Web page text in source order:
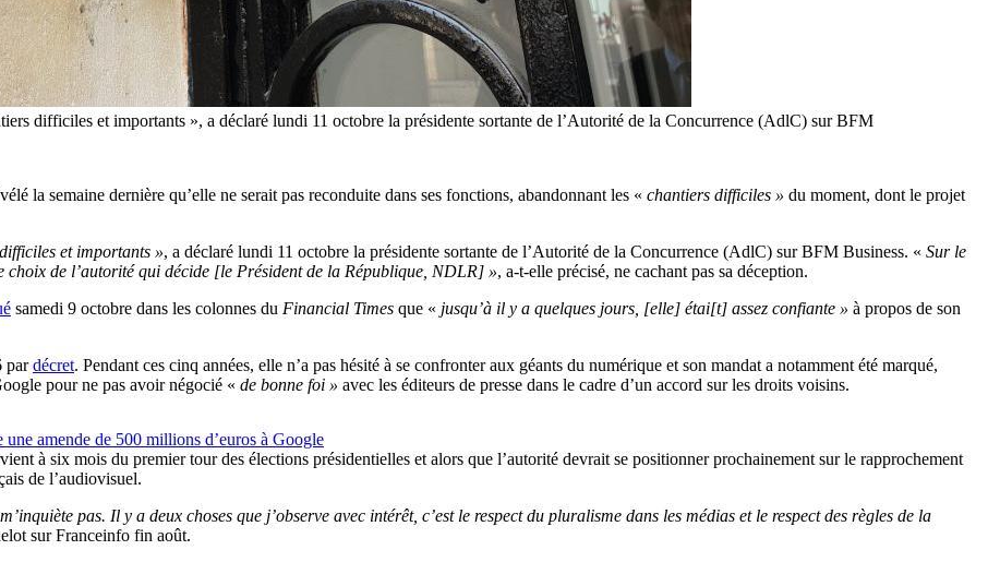
difficiles et importants », a déclaré lundi 11 octobre la présidente sortante de l’Autorité de la Concurrence (AdlC) sur BFM
la semaine dernière qu’elle ne serait pas reconduite dans ses fonctions, abandonnant les « chantiers difficiles » du moment, dont le projet
et importants », a déclaré lundi 11 octobre la présidente sortante de l’Autorité de la Concurrence (AdlC) sur BFM Business. « Sur le
choix de l’autorité qui décide [le Président de la République, NDLR] », a-t-elle précisé, ne cachant pas sa déception.
samedi 9 octobre dans les colonnes du Financial Times que « jusqu’à il y a quelques jours, [elle] étai[t] assez confiante » à propos de son
pardécret. Pendant ces cinq années, elle n’a pas hésité à se confronter aux géants du numérique et son mandat a notamment été marqué,
pour ne pas avoir négocié « de bonne foi » avec les éditeurs de presse dans le cadre d’un accord sur les droits voisins.
amende de 500 millions d’euros à Google
à six mois du premier tour des élections présidentielles et alors que l’autorité devrait se positionner prochainement sur le rapprochement
de l’audiovisuel.
pas. Il y a deux choses que j’observe avec intérêt, c’est le respect du pluralisme dans les médias et le respect des règles de la
sur Franceinfo fin août.